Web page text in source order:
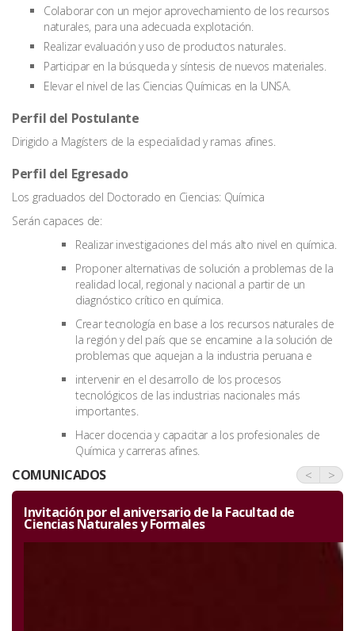
Colaborar con un mejor aprovechamiento de los recursos
naturales, para una adecuada explotación.
Realizar evaluación y uso de productos naturales.
Participar en la búsqueda y síntesis de nuevos materiales.
Elevar el nivel de las Ciencias Químicas en la UNSA.
Perfil del Postulante
Dirigido a Magísters de la especialidad y ramas afines.
Perfil del Egresado
Los graduados del Doctorado en Ciencias: Química
Serán capaces de:
Realizar investigaciones del más alto nivel en química.
Proponer alternativas de solución a problemas de la
realidad local, regional y nacional a partir de un
diagnóstico crítico en química.
Crear tecnología en base a los recursos naturales de
la región y del país que se encamine a la solución de
problemas que aquejan a la industria peruana e
intervenir en el desarrollo de los procesos
tecnológicos de las industrias nacionales más
importantes.
Hacer docencia y capacitar a los profesionales de
Química y carreras afines.
COMUNICADOS < >
Invitación por el aniversario de la Facultad de
Ciencias Naturales y Formales